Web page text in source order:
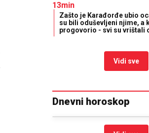
13min
Zašto je Karađorđe ubio
su bili oduševljeni njime, a
progovorio - svi su vrištali
Vidi sve
Dnevni horoskop